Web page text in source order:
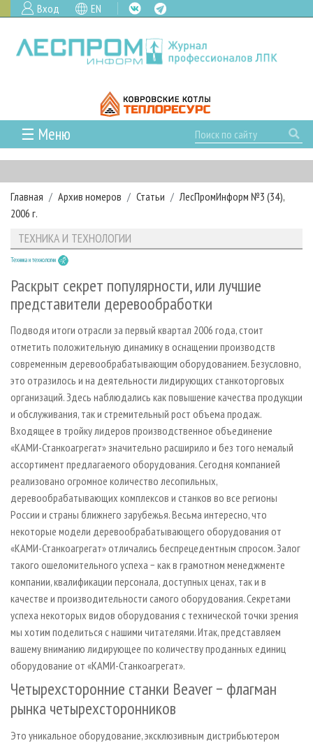
Вход EN
☰ Меню
ГЛАВНАЯ
РУБРИКИ И ТЕМЫ
РУБРИКИ ЖУРНАЛА
ЛЕСОЗАГОТОВКА
ДЕРЕВООБРАБОТКА
ПРОИЗВОДСТВО ДРЕВЕСНЫХ ПЛИТ
ДЕРЕВЯННОЕ ДОМОСТРОЕНИЕ
ПРОИЗВОДСТВО МЕБЕЛИ
БИОЭНЕРГЕТИКА
ЦБП
ИНСТРУМЕНТ И МАТЕРИАЛЫ
НОВОСТИ
НОВОСТИ ЛПК
НОВОСТИ КОМПАНИЙ
ПРОЕКТЫ ЛПИ
АНАЛИТИКА
ЛЕСНЫЕ РЕГИОНЫ РОССИИ
МОБИЛЬНЫЕ ВЫСТАВКИ
ОФИЦИАЛЬНЫЕ ДЕЛЕГАЦИИ
ПРИОРИТЕТНЫЕ ИНВЕСТПРОЕКТЫ
RUSSIAN FORESTRY REVIEW
ГАЗЕТА ЛЕСПРОМФОРУМ
БИБЛИОТЕКА СПЕЦИАЛИСТА
АРХИВ
СТАТЬИ
О ЖУРНАЛЕ
ПОДПИСКА
КОНТАКТЫ
РЕКЛАМОДАТЕЛЯМ
РЕКЛАМА
РЕКЛАМА НА САЙТЕ
Главная Архив номеров Статьи
ЛесПромИнформ №3 (34),
2006 г.
ТЕХНИКА И ТЕХНОЛОГИИ
Техника и технологии
Раскрыт секрет популярности, или лучшие
представители деревообработки
Подводя итоги отрасли за первый квартал 2006 года, стоит
отметить положительную динамику в оснащении производств
современным деревообрабатывающим оборудованием. Безусловно,
это отрази­лось и на деятельности лидирующих станкоторговых
организаций. Здесь наблюдались как повышение качества продукции
и обслуживания, так и стремительный рост объема продаж.
Входящее в тройку лидеров производственное объединение
«КАМИ-Станкоагрегат» значительно расширило и без того немалый
ассортимент предлагаемого оборудования. Сегодня компанией
реализовано огромное количество лесопильных,
деревообрабатывающих комплексов и станков во все регионы
России и страны ближнего зарубежья. Весьма интересно, что
некоторые модели деревообрабатывающего оборудования от
«КАМИ-Станкоагрегат» отличались беспрецедентным спросом. Залог
такого ошеломительного успеха − как в грамотном менеджменте
компании, квалификации персонала, доступных ценах, так и в
качестве и производительности самого оборудования. Секретами
успеха некоторых видов оборудования с технической точки зрения
мы хотим поделиться с нашими читателями. Итак, представляем
вашему вниманию лидирующее по количеству проданных единиц
оборудование от «КАМИ-Станкоагрегат».
Четырехсторонние станки Beaver − флагман
рынка четырехсторонников
Это уникальное оборудование, эксклюзивным дистрибьютером